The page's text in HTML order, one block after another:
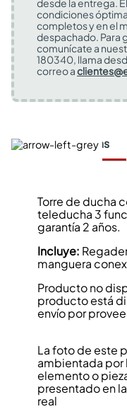
desde la entrega.
condiciones
completos y en el
despachado. Para
comunícate a
180340, llama
correo a
Características
Torre de ducha
teleducha 3
garantía 2 años.
Incluye:
manguera
Producto no
producto está
envío por
La foto de este
ambientada por
elemento o
presentado en
real